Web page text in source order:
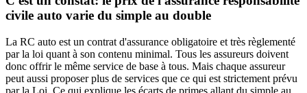
civile auto varie du simple au double
La RC auto est un contrat d'assurance obligatoire et très règlementé
par la loi quant à son contenu minimal. Tous les assureurs doivent
donc offrir le même service de base à tous. Mais chaque assureur
peut aussi proposer plus de services que ce qui est strictement prévu
par la Loi. Ce qui explique les écarts de primes allant du simple au